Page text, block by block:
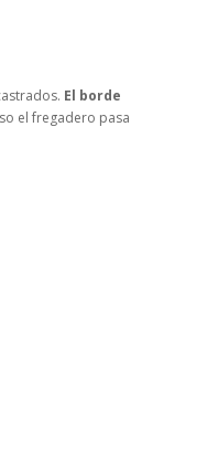
El borde
el fregadero pasa